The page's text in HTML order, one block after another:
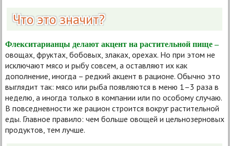
Что это значит?
Флекситарианцы делают акцент на растительной пище –
овощах, фруктах, бобовых, злаках, орехах. Но при этом не
исключают мясо и рыбу совсем, а оставляют их как
дополнение, иногда – редкий акцент в рационе. Обычно это
выглядит так: мясо или рыба появляются в меню 1–3 раза в
неделю, а иногда только в компании или по особому случаю.
В повседневности же рацион строится вокруг растительной
еды. Главное правило: чем больше овощей и цельнозерновых
продуктов, тем лучше.